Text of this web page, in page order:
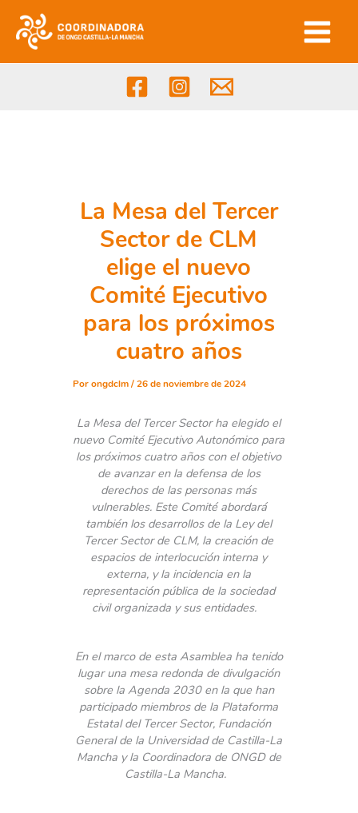
contenido
La Mesa del Tercer
Sector de CLM
elige el nuevo
Comité Ejecutivo
para los próximos
cuatro años
Porongdclm/26 de noviembre de 2024
La Mesa del Tercer Sector ha elegido el
nuevo Comité Ejecutivo Autonómico para
los próximos cuatro años con el objetivo
de avanzar en la defensa de los
derechos de las personas más
vulnerables. Este Comité abordará
también los desarrollos de la Ley del
Tercer Sector de CLM, la creación de
espacios de interlocución interna y
externa, y la incidencia en la
representación pública de la sociedad
civil organizada y sus entidades.
En el marco de esta Asamblea ha tenido
lugar una mesa redonda de divulgación
sobre la Agenda 2030 en la que han
participado miembros de la Plataforma
Estatal del Tercer Sector, Fundación
General de la Universidad de Castilla-La
Mancha y la Coordinadora de ONGD de
Castilla-La Mancha.